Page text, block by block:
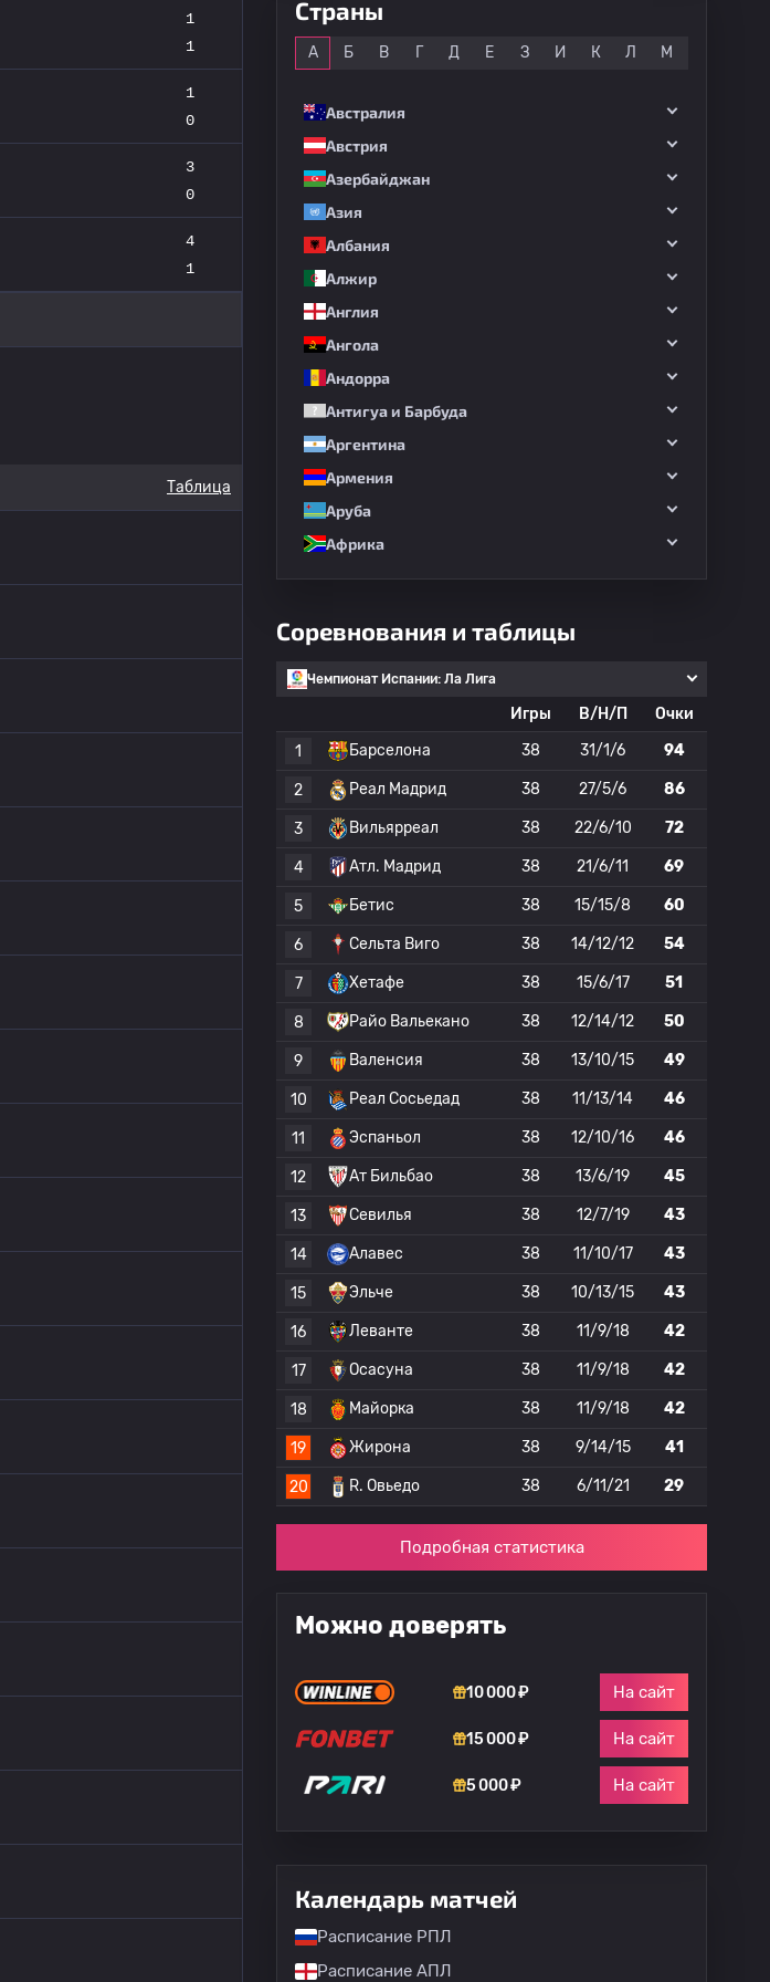
1
1
1
0
3
0
4
1
Таблица
Страны
А Б В Г Д Е З И К Л М
Австралия
Австрия
Азербайджан
Азия
Албания
Алжир
Англия
Ангола
Андорра
Антигуа и Барбуда
Аргентина
Армения
Аруба
Африка
Соревнования и таблицы
Чемпионат Испании: Ла Лига
Игры В/Н/П
Очки
1
Барселона 38 31/1/6 94
2 Реал Мадрид 38 27/5/6 86
3 Вильярреал 38 22/6/10 72
4 Атл. Мадрид 38 21/6/11 69
5 Бетис 38 15/15/8 60
6 Сельта Виго 38 14/12/12 54
7 Хетафе 38 15/6/17 51
8 Райо Вальекано 38 12/14/12 50
9 Валенсия 38 13/10/15 49
10 Реал Сосьедад 38 11/13/14 46
11 Эспаньол 38 12/10/16 46
12 Ат Бильбао 38 13/6/19 45
13 Севилья 38 12/7/19 43
14 Алавес 38 11/10/17 43
15 Эльче 38 10/13/15 43
16 Леванте 38 11/9/18 42
17 Осасуна 38 11/9/18 42
18 Майорка 38 11/9/18 42
19 Жирона 38 9/14/15 41
20 R. Овьедо 38 6/11/21 29
Подробная статистика
Можно доверять
10 000 ₽ На сайт
15 000 ₽ На сайт
5 000 ₽ На сайт
Календарь матчей
Расписание РПЛ
Расписание АПЛ